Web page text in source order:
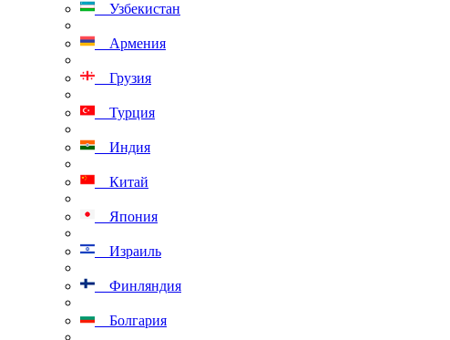
Узбекистан
Армения
Грузия
Турция
Индия
Китай
Япония
Израиль
Финляндия
Болгария